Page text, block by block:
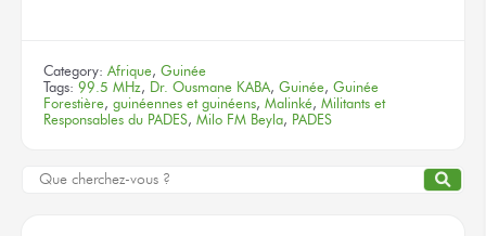
Category: Afrique, Guinée
Tags: 99.5 MHz, Dr. Ousmane KABA, Guinée, Guinée
Forestière, guinéennes et guinéens, Malinké, Militants et
Responsables du PADES, Milo FM Beyla, PADES